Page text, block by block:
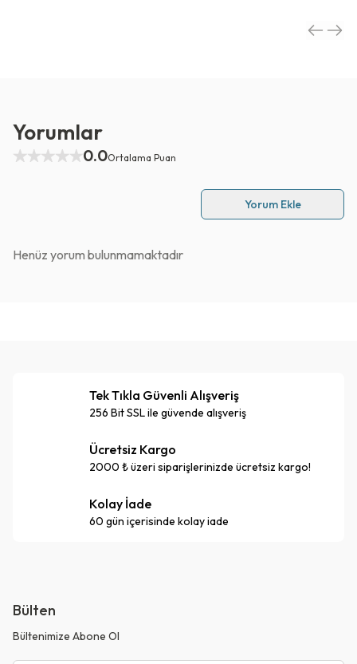
Yorumlar
0.0Ortalama Puan
Yorum Ekle
Henüz yorum bulunmamaktadır
Tek Tıkla Güvenli Alışveriş
256 Bit SSL ile güvende alışveriş
Ücretsiz Kargo
2000 ₺ üzeri siparişlerinizde ücretsiz kargo!
Kolay İade
60 gün içerisinde kolay iade
Bülten
Bültenimize Abone Ol